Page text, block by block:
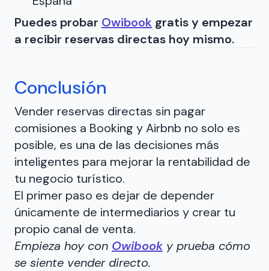
Puedes probar Owibook gratis y empezar
a recibir reservas directas hoy mismo.
Conclusión
Vender reservas directas sin pagar
comisiones a Booking y Airbnb no solo es
posible, es una de las decisiones más
inteligentes para mejorar la rentabilidad de
tu negocio turístico.
El primer paso es dejar de depender
únicamente de intermediarios y crear tu
propio canal de venta.
Empieza hoy con Owibook y prueba cómo
se siente vender directo.